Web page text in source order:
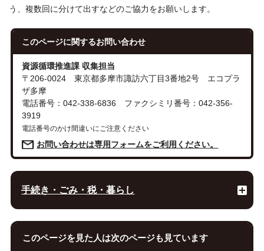
う、複数回に分けて出すなどのご協力をお願いします。
このページに関するお問い合わせ
資源循環推進課 収集担当
〒206-0024 東京都多摩市諏訪六丁目3番地2号 エコプラ
ザ多摩
電話番号：042-338-6836 ファクシミリ番号：042-356-
3919
電話番号のかけ間違いにご注意ください
お問い合わせは専用フォームをご利用ください。
手続き・ごみ・税・暮らし
このページを見た人は次のページも見ています